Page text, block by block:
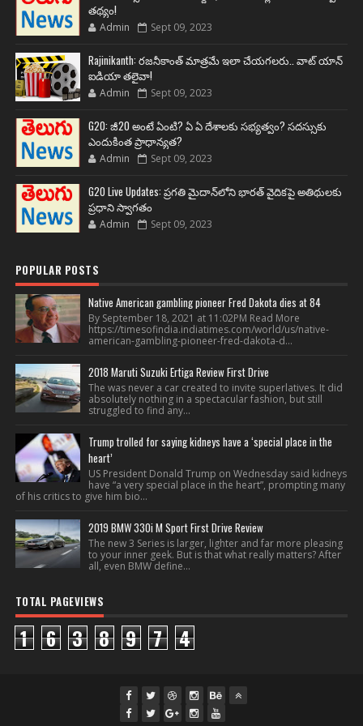
తథ్యం!
Admin Sept 09, 2023
Rajinikanth: రజనీకాంత్ మాత్రమే ఇలా చేయగలరు.. వాట్ యాన్
ఐడియా తలైవా!
Admin Sept 09, 2023
G20: జీ20 అంటే ఏంటి? ఏ ఏ దేశాలకు సభ్యత్వం? సదస్సుకు
ఎందుకింత ప్రాధాన్యత?
Admin Sept 09, 2023
G20 Live Updates: ప్రగతి మైదాన్‌లోని భారత్ వైదికపై అతిథులకు
ప్రధాని స్వాగతం
Admin Sept 09, 2023
POPULAR POSTS
Native American gambling pioneer Fred Dakota dies at 84
By September 18, 2021 at 11:02PM Read More
https://timesofindia.indiatimes.com/world/us/native-
american-gambling-pioneer-fred-dakota-d...
2018 Maruti Suzuki Ertiga Review First Drive
The was never a car created to invite superlatives. It did
absolutely nothing in a spectacular fashion, but still
struggled to find any...
Trump trolled for saying kidneys have a ‘special place in the
heart’
US President Donald Trump on Wednesday said kidneys
have “a very special place in the heart”, prompting many
of his critics to give him bio...
2019 BMW 330i M Sport First Drive Review
The new 3 Series is larger, lighter and far more pleasing
to your inner geek. But is that what really matters? After
all, even BMW define...
TOTAL PAGEVIEWS
1 6 3 8 9 7 4